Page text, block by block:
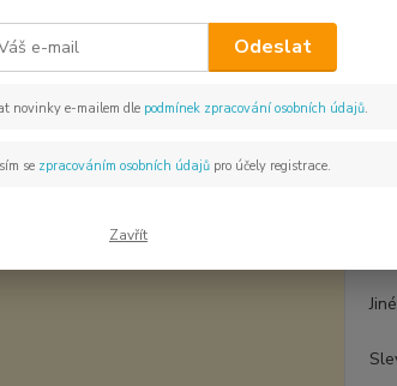
Odeslat
novinky e-mailem dle podmínek zpracování osobních údajů.
se zpracováním osobních údajůpro účely registrace.
Zavřít